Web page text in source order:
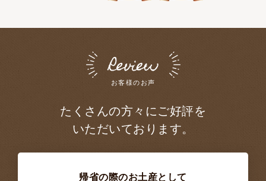
お客様のお声
たくさんの方々にご好評を
いただいております。
帰省の際のお土産として